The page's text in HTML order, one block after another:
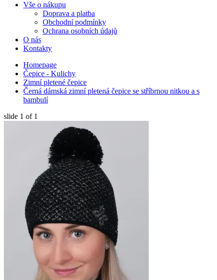
Vše o nákupu
Doprava a platba
Obchodní podmínky
Ochrana osobních údajů
O nás
Kontakty
Homepage
Čepice - Kulichy
Zimní pletené čepice
Černá dámská zimní pletená čepice se stříbrnou nitkou a s
bambulí
slide 1 of 1